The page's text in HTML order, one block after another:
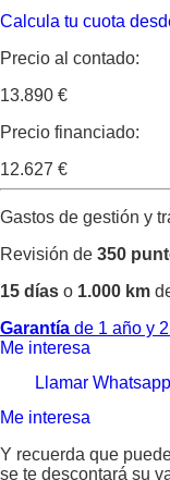
Calcula tu cuota
Precio al contado:
13.890 €
Precio financiado:
12.627 €
Gastos de gestión y
Revisión de 350
15 días o 1.000 km
Garantía de 1 año y
Me interesa
Llamar Whatsapp
Me interesa
Y recuerda que
se te descontará su